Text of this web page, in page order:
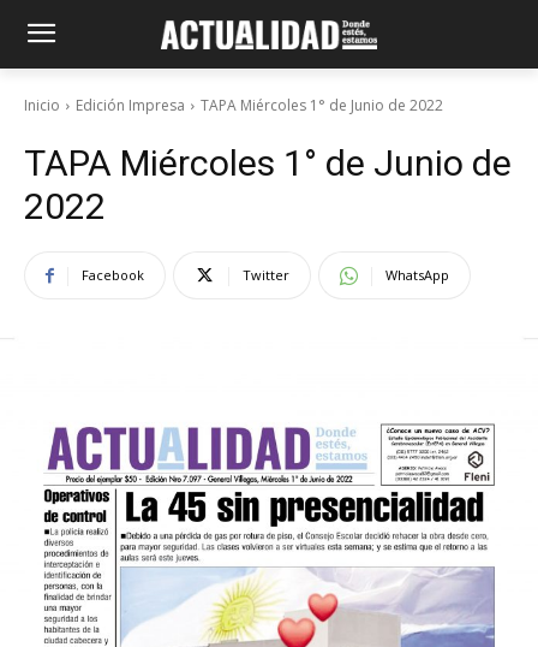
Inicio Edición Impresa TAPA Miércoles 1° de Junio de 2022
TAPA Miércoles 1° de Junio de
2022
Facebook Twitter WhatsApp